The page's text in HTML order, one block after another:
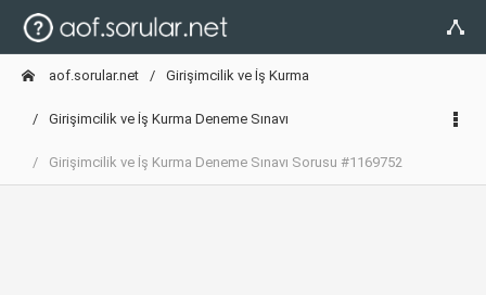
aof.sorular.net Girişimcilik ve İş Kurma
Girişimcilik ve İş Kurma Deneme Sınavı
Girişimcilik ve İş Kurma Deneme Sınavı Sorusu #1169752